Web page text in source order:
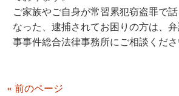
ご家族やご自身が常習累犯窃盗罪で
なった、逮捕されてお困りの方は、
事事件総合法律事務所にご相談くださ
« 前のページ